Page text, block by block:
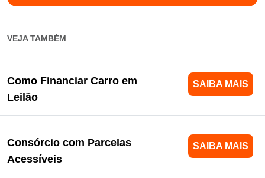
VEJA TAMBÉM
Como Financiar Carro em
Leilão
SAIBA MAIS
Consórcio com Parcelas
Acessíveis
SAIBA MAIS